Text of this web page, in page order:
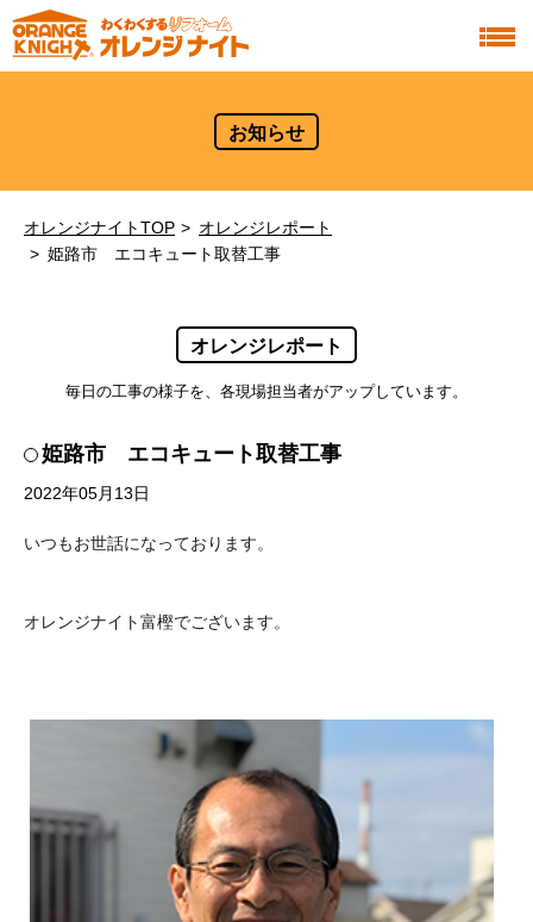
お知らせ
オレンジナイトTOP
オレンジレポート
姫路市 エコキュート取替工事
オレンジレポート
毎日の工事の様子を、各現場担当者がアップしています。
姫路市 エコキュート取替工事
2022年05月13日
いつもお世話になっております。
オレンジナイト富樫でございます。